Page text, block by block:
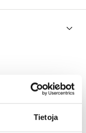
Tietoja